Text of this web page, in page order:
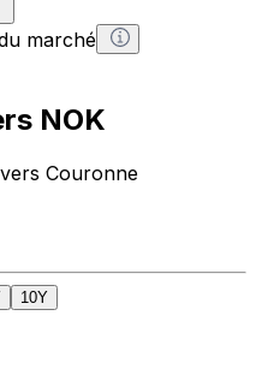
marché
NOK
Couronne
10Y